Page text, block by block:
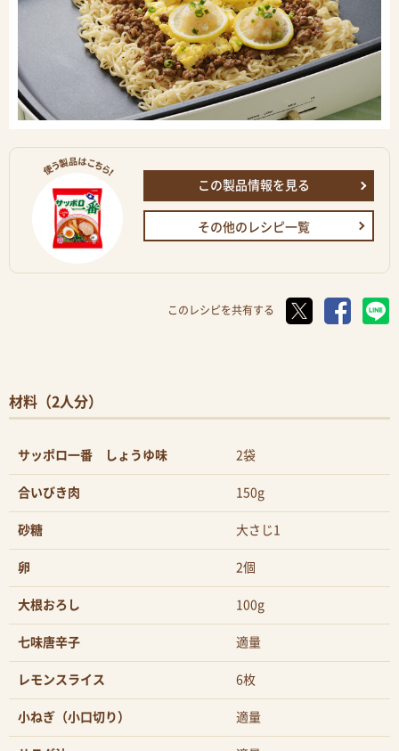
この製品情報を見る
その他のレシピ一覧
このレシピを共有する
材料（2人分）
サッポロ一番 しょうゆ味 2袋
合いびき肉 150g
砂糖 大さじ1
卵 2個
大根おろし 100g
七味唐辛子 適量
レモンスライス 6枚
小ねぎ（小口切り） 適量